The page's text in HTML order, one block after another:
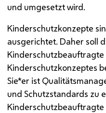
und umgesetzt wird.
Kinderschutzkonzepte
ausgerichtet. Daher soll
Kinderschutzbeauftragte
Kinderschutzkonzeptes
Sie*er ist
und Schutzstandards zu
Kinderschutzbeauftragte